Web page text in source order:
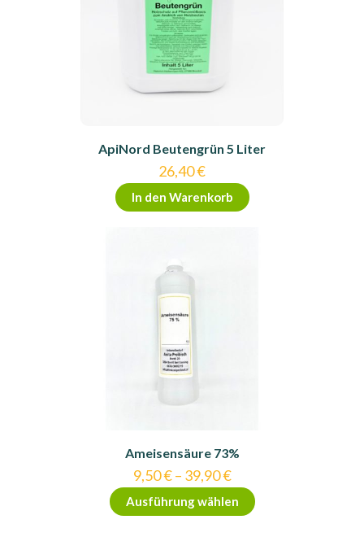
ApiNord Beutengrün 5 Liter
26,40€
In den Warenkorb
Ameisensäure 73%
9,50€– 39,90€
Ausführung wählen
Dieses
Produkt